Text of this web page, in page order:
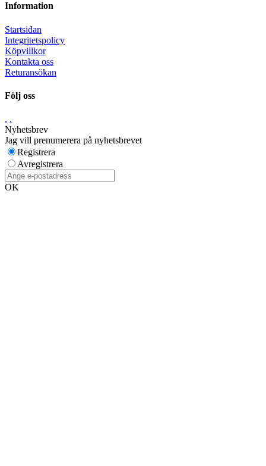
Information
Startsidan
Integritetspolicy
Köpvillkor
Kontakta oss
Returansökan
Följ oss
. .
Nyhetsbrev
Jag vill prenumerera på nyhetsbrevet
Registrera
Avregistrera
OK